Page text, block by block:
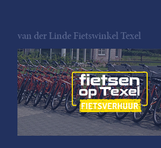
van der Linde Fietswinkel Texel